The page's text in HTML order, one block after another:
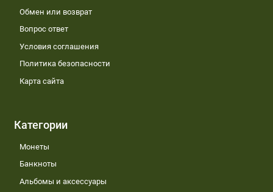
Обмен или возврат
Вопрос ответ
Условия соглашения
Политика безопасности
Карта сайта
Категории
Монеты
Банкноты
Альбомы и аксессуары